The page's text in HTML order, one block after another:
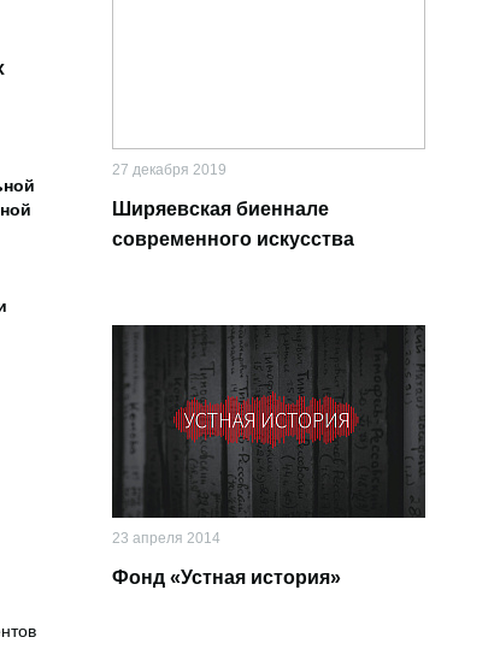
27 декабря 2019
Ширяевская биеннале
современного искусства
23 апреля 2014
Фонд «Устная история»